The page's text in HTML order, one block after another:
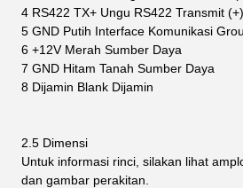
4 RS422 TX+ Ungu RS422 Transmit (+)
5 GND Putih Interface Komunikasi
6 +12V Merah Sumber Daya
7 GND Hitam Tanah Sumber Daya
8 Dijamin Blank Dijamin
2.5 Dimensi
Untuk informasi rinci, silakan lihat
dan gambar perakitan.